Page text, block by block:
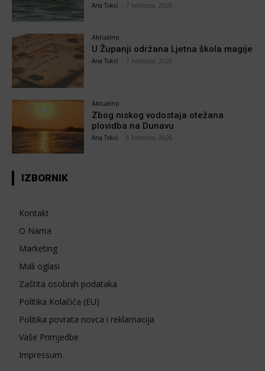
Ana Tokić 7 kolovoza, 2026
Aktualno
U Županji održana Ljetna škola magije
Ana Tokić 7 kolovoza, 2026
Aktualno
Zbog niskog vodostaja otežana
plovidba na Dunavu
Ana Tokić 6 kolovoza, 2026
IZBORNIK
Kontakt
O Nama
Marketing
Mali oglasi
Zaštita osobnih podataka
Politika Kolačića (EU)
Politika povrata novca i reklamacija
Vaše Primjedbe
Impressum